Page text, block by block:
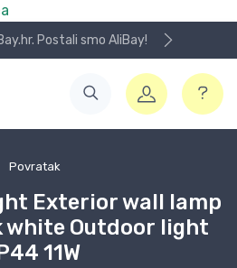
Postali smo AliBay!
Povratak
Exterior wall lamp
white Outdoor light
11W